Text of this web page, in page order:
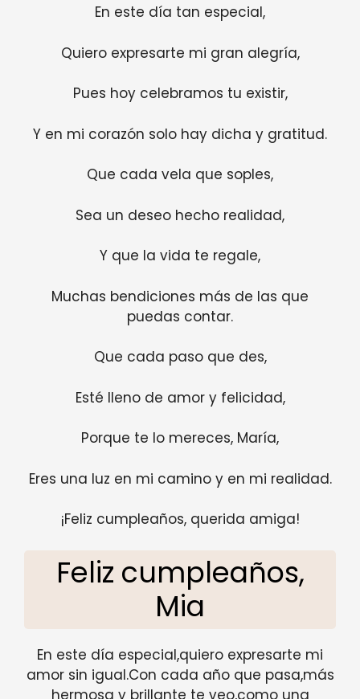
En este día tan especial,
Quiero expresarte mi gran alegría,
Pues hoy celebramos tu existir,
Y en mi corazón solo hay dicha y gratitud.
Que cada vela que soples,
Sea un deseo hecho realidad,
Y que la vida te regale,
Muchas bendiciones más de las que
puedas contar.
Que cada paso que des,
Esté lleno de amor y felicidad,
Porque te lo mereces, María,
Eres una luz en mi camino y en mi realidad.
¡Feliz cumpleaños, querida amiga!
Feliz cumpleaños,
Mia
En este día especial,quiero expresarte mi
amor sin igual.Con cada año que pasa,más
hermosa y brillante te veo,como una